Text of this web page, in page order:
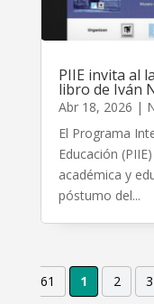
PIIE invita al
libro de Iván
Abr 18, 2026 |
El Programa
Educación
académica y
póstumo del...
61
1 2 3